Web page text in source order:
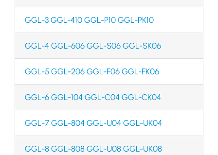
GGL-3 GGL-410 GGL-P10 GGL-PK10
GGL-4 GGL-606 GGL-S06 GGL-SK06
GGL-5 GGL-206 GGL-F06 GGL-FK06
GGL-6 GGL-104 GGL-C04 GGL-CK04
GGL-7 GGL-804 GGL-U04 GGL-UK04
GGL-8 GGL-808 GGL-U08 GGL-UK08